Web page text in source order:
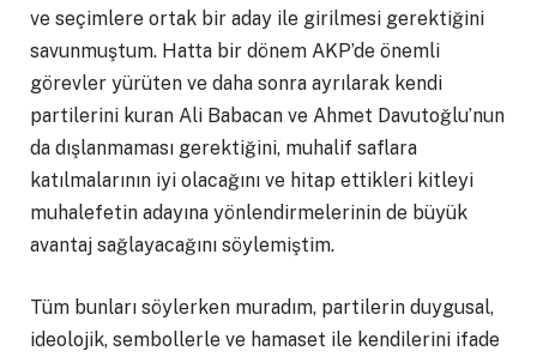
ve seçimlere ortak bir aday ile girilmesi gerektiğini
savunmuştum. Hatta bir dönem AKP’de önemli
görevler yürüten ve daha sonra ayrılarak kendi
partilerini kuran Ali Babacan ve Ahmet Davutoğlu’nun
da dışlanmaması gerektiğini, muhalif saflara
katılmalarının iyi olacağını ve hitap ettikleri kitleyi
muhalefetin adayına yönlendirmelerinin de büyük
avantaj sağlayacağını söylemiştim.
Tüm bunları söylerken muradım, partilerin duygusal,
ideolojik, sembollerle ve hamaset ile kendilerini ifade